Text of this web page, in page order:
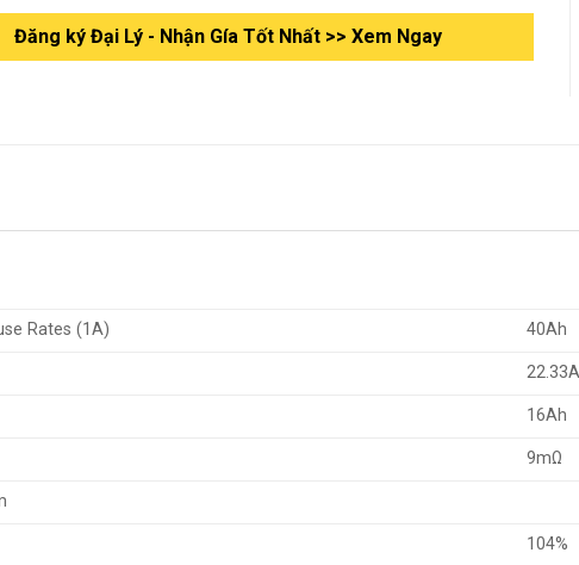
Đăng ký Đại Lý - Nhận Gía Tốt Nhất >> Xem Ngay
Rates (1A) 40Ah
16Ah
9mΩ
104%